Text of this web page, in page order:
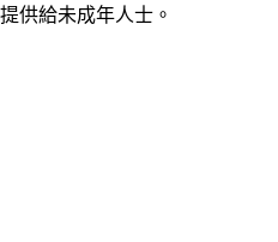
供給未成年人士。